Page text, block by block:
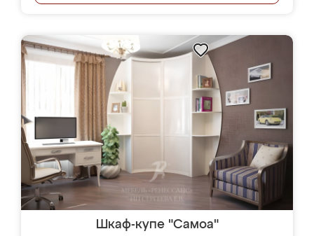
Шкаф-купе "Самоа"